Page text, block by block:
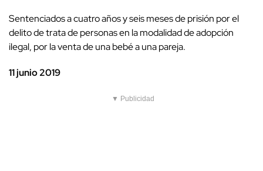
Sentenciados a cuatro años y seis meses de prisión por el
delito de trata de personas en la modalidad de adopción
ilegal, por la venta de una bebé a una pareja.
11 junio 2019
▼ Publicidad